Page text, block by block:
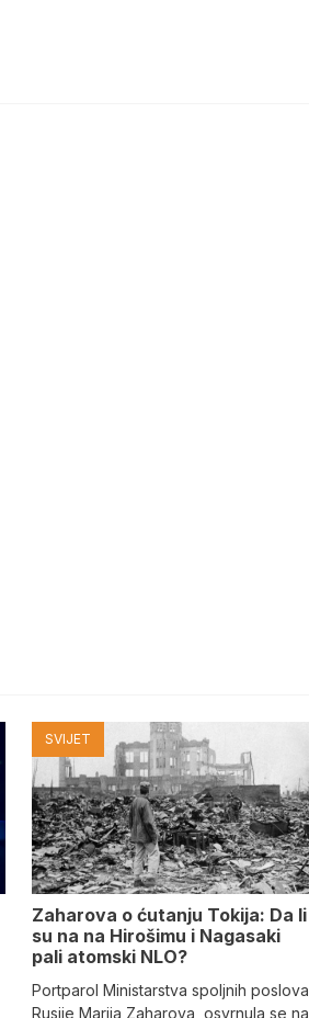
SVIJET
Zaharova o ćutanju Tokija: Da li
su na na Hirošimu i Nagasaki
pali atomski NLO?
Portparol Ministarstva spoljnih poslova
Rusije Marija Zaharova, osvrnula se na